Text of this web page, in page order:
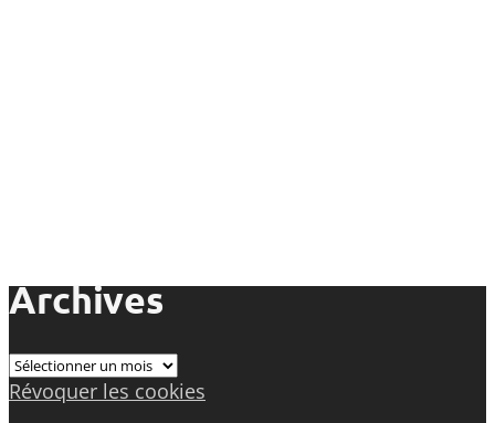
Archives
Archives
Révoquer les cookies